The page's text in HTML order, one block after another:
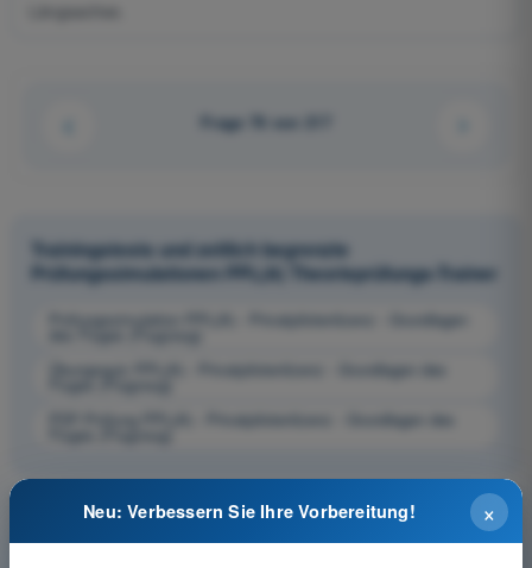
Frage 76 von 217
Trainingstests und zeitlich begrenzte
Prüfungssimulationen PPL(A) Theorieprüfungs-Trainer
Prüfungssimulation PPL(A) - Privatpilotenlizenz - Grundlagen
Übungsquiz PPL(A) - Privatpilotenlizenz - Grundlagen des
PDF-Prüfung PPL(A) - Privatpilotenlizenz - Grundlagen des
×
Neu: Verbessern Sie Ihre Vorbereitung!